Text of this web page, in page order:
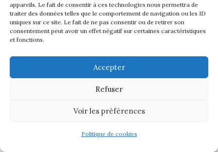
appareils. Le fait de consentir à ces technologies nous permettra de
traiter des données telles que le comportement de navigation ou les ID
uniques sur ce site. Le fait de ne pas consentir ou de retirer son
consentement peut avoir un effet négatif sur certaines caractéristiques
et fonctions.
Accepter
Refuser
Voir les préférences
Politique de cookies
PERLES ET GRENADINE